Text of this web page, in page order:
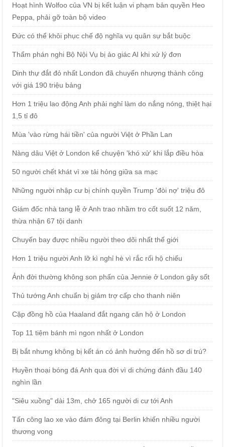
Hoạt hình Wolfoo của VN bị kết luận vi phạm bản quyền Heo
Peppa, phải gỡ toàn bộ video
Đức có thể khôi phục chế độ nghĩa vụ quân sự bắt buộc
Thẩm phán nghi Bộ Nội Vụ bị ảo giác AI khi xử lý đơn
Dinh thự đắt đỏ nhất London đã chuyển nhượng thành công
với giá 190 triệu bảng
Hơn 1 triệu lao động Anh phải nghỉ làm do nắng nóng, thiệt hại
1,5 tỉ đô
Mùa 'vào rừng hái tiền' của người Việt ở Phần Lan
Nàng dâu Việt ở London kể chuyện 'khó xử' khi lắp điều hòa
50 người chết khát vì xe tải hỏng giữa sa mạc
Những người nhập cư bị chính quyền Trump 'đòi nợ' triệu đô
Giám đốc nhà tang lễ ở Anh trao nhầm tro cốt suốt 12 năm,
thừa nhận 67 tội danh
Chuyến bay được nhiều người theo dõi nhất thế giới
Hơn 1 triệu người Anh lỡ kì nghỉ hè vì rắc rối hộ chiếu
Ảnh đời thường không son phấn của Jennie ở London gây sốt
Thủ tướng Anh chuẩn bị giảm trợ cấp cho thanh niên
Cặp đồng hồ của Haaland đắt ngang căn hộ ở London
Top 11 tiệm bánh mì ngon nhất ở London
Bị bắt nhưng không bị kết án có ảnh hưởng đến hồ sơ di trú?
Huyền thoại bóng đá Anh qua đời vì di chứng đánh đầu 140
nghìn lần
"Siêu xuồng" dài 13m, chở 165 người di cư tới Anh
Tấn công lao xe vào đám đông tại Berlin khiến nhiều người
thương vong